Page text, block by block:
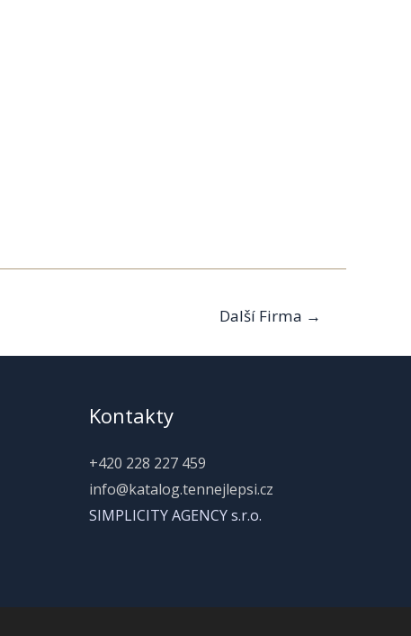
Další Firma →
Kontakty
+420 228 227 459
info@katalog.tennejlepsi.cz
SIMPLICITY AGENCY s.r.o.